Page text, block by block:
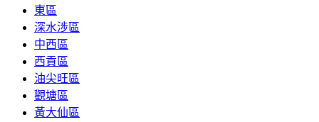
東區
深水涉區
中西區
西貢區
油尖旺區
觀塘區
黃大仙區